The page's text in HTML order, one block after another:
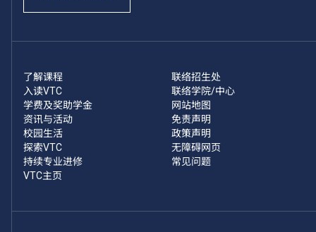
了解课程
入读VTC
学费及奖助学金
资讯与活动
校园生活
探索VTC
持续专业进修
VTC主页
联络招生处
联络学院/中心
网站地图
免责声明
政策声明
无障碍网页
常见问题